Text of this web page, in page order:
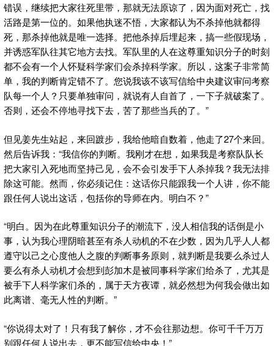
错误，继续把大家往死里带，那就无法原谅了，因为面对死亡，找
活路是第一位的。如果他执迷不悟，大家都认为不杀掉他就都得
死，那杀掉他就是唯一选择。把他杀掉后埋起来，搞一些假现场，
并诱惑军队往其它地方去找。军队里的人在这尊重知识分子的时刻
都不会有一个人怀疑科学家们会杀掉科学家。所以，这案子非常简
单，我的判断肯定错不了。您说我该不该写信给中央建议审问考察
队每一个人？只要单独审问，就说有人自首了，一下子就破案了。
否则，还会不停地寻找下去，苦了那些当兵的了。”
但见姜先生站起，来回踱步，我给他暗自数着，他走了27个来回。
然后告诉我：“我信你的判断。我刚才在想，如果我是考察队队长
把大家引入死地而坚持己见，会不会引发手下人杀掉我？我无法排
除这可能。然而，你必须记住：这话你只能跟我一个人讲，你不能
跟任何人说出这话，包括你的导师在内。明白不？”
“明白。因为在此尊重知识分子的潮流下，没人相信我的话倒是小
事，认为我心理阴暗甚至有杀人动机的不在少数，因为几乎人人都
遵守以己之心度他人之腹的判断事务原则，就判断是我要么杀过人
要么有杀人动机才会想到彭加木是被同事科学家们给杀了，尤其是
被手下人科学家们杀的，属于天方夜谭，就必然想为何我会做出如
此离谱、毫无人性的判断。”
“你说得太对了！只有我了解你，才不会往那边想。你可千千万万
别跟任何人说出去，更不能写信给中央！”